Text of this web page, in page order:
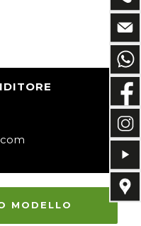
MODELLO